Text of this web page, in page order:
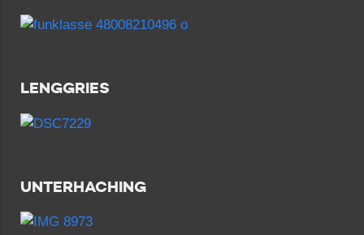
LENGGRIES
UNTERHACHING